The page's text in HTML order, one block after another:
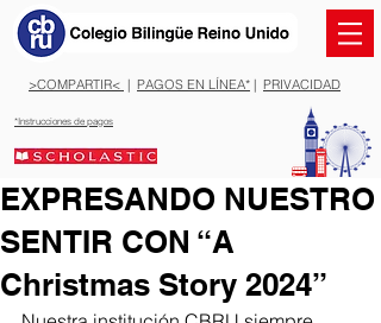
>COMPARTIR< | PAGOS EN LÍNEA* | PRIVACIDAD
*Instrucciones de pagos
EXPRESANDO NUESTRO
SENTIR CON “A
Christmas Story 2024”